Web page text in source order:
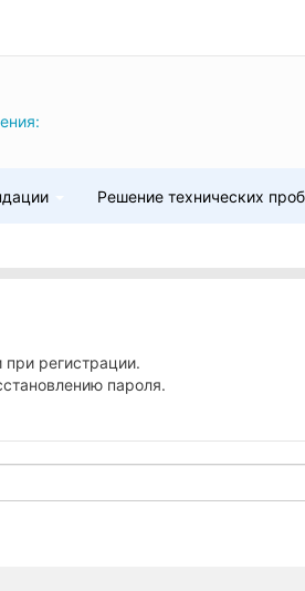
Решение технических
регистрации.
пароля.